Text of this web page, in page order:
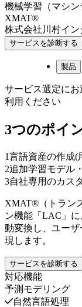
機械学習（マシン
XMAT®
株式会社川村イ
サービスを診断する
製品
サービス選定に
利用ください
3つのポイ
1言語資産の作成(
2追加学習モデル
3自社専用のカス
XMAT®（トラン
ン機能「LAC」
動変換し、ユー
現します。
サービスを診断する
対応機能
予測モデリング
自然言語処理